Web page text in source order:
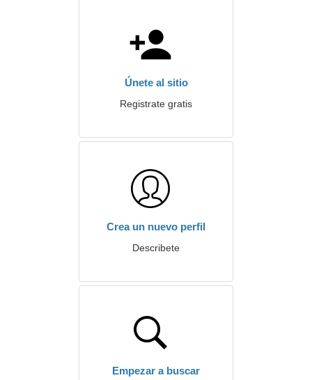
Únete al sitio
Registrate gratis
Crea un nuevo perfil
Describete
Empezar a buscar